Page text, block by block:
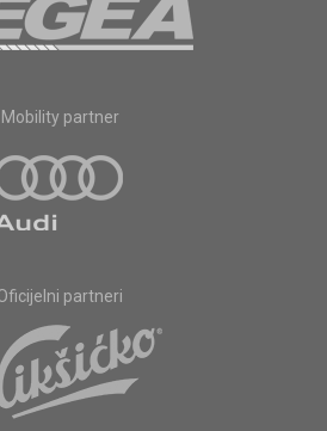
Mobility partner
partneri